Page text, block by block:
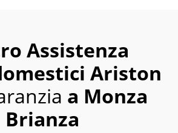
Assistenza
Ariston
a Monza
Brianza